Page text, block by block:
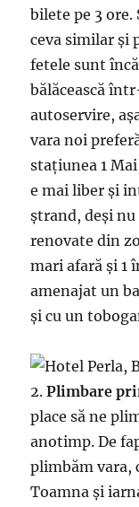
bilete pe 3 ore.
ceva similar și
fetele sunt
bălăcească
autoservire,
vara noi
stațiunea 1
e mai liber și
ștrand, deși
renovate din
mari afară și 1
amenajat un
și cu un
2.Plimbare
place să ne
anotimp. De
plimbăm vara,
Toamna și